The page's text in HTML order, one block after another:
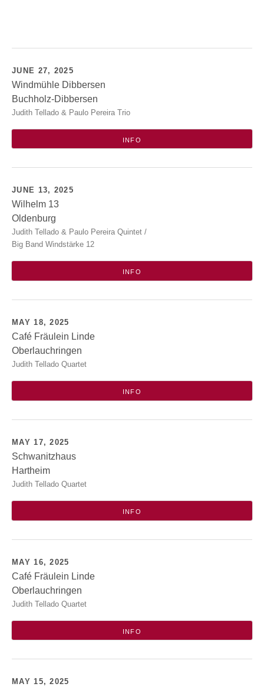
JUNE 27, 2025
Windmühle Dibbersen
Buchholz-Dibbersen
Windmühle Dibbersen Zur Alten Mühle 7
21244 Buchholz-Dibbersen
Judith Tellado & Paulo Pereira Trio
INFO
JUNE 13, 2025
Wilhelm 13
Oldenburg
Wilhelm 13 Leo-Trepp-Str. 13
Oldenburg
Judith Tellado & Paulo Pereira Quintet /
Big Band Windstärke 12
INFO
MAY 18, 2025
Café Fräulein Linde
Oberlauchringen
Café Fräulein Linde @ Gemeindehaus
79787 Oberlauchringen
Judith Tellado Quartet
INFO
MAY 17, 2025
Schwanitzhaus
Hartheim
Schwanitzhaus zum Salmen
Hartheim
Judith Tellado Quartet
INFO
MAY 16, 2025
Café Fräulein Linde
Oberlauchringen
Café Fräulein Linde @ Gemeindehaus
79787 Oberlauchringen
Judith Tellado Quartet
INFO
MAY 15, 2025